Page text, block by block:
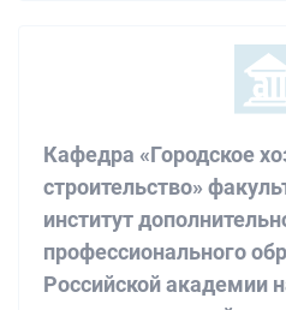
Кафедра «Городское
строительство»
институт
профессионального
Российской академии